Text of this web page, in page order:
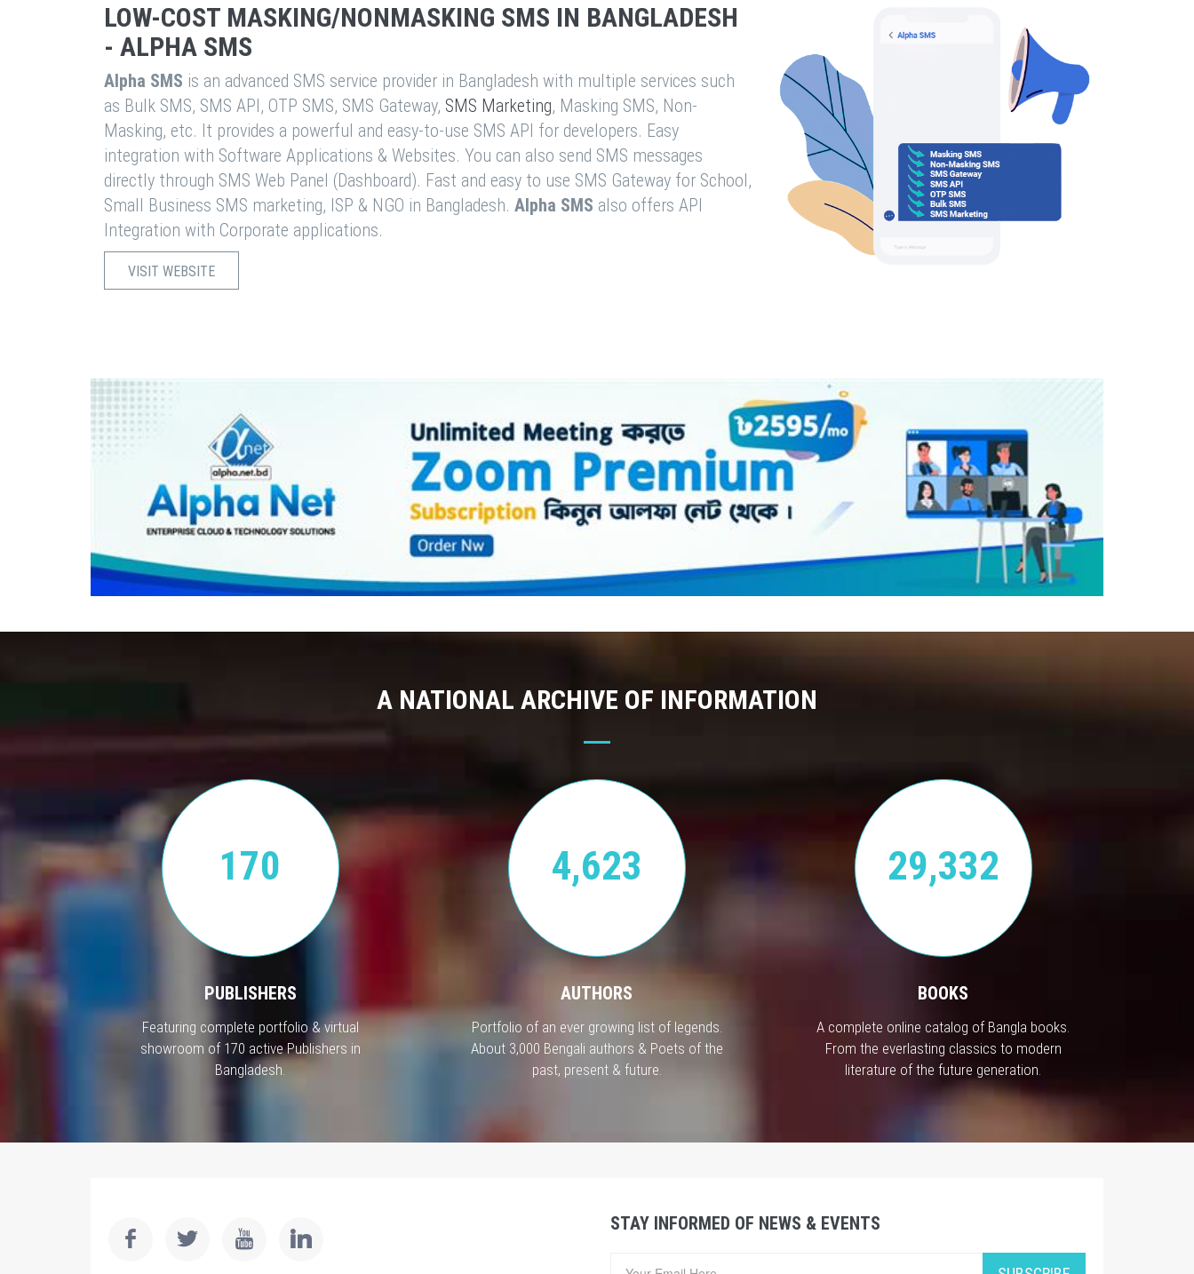
LOW-COST MASKING/NONMASKING SMS IN BANGLADESH
- ALPHA SMS
Alpha SMS is an advanced SMS service provider in Bangladesh with multiple services such
as Bulk SMS, SMS API, OTP SMS, SMS Gateway, SMS Marketing, Masking SMS, Non-
Masking, etc. It provides a powerful and easy-to-use SMS API for developers. Easy
integration with Software Applications & Websites. You can also send SMS messages
directly through SMS Web Panel (Dashboard). Fast and easy to use SMS Gateway for School,
Small Business SMS marketing, ISP & NGO in Bangladesh. Alpha SMS also offers API
Integration with Corporate applications.
VISIT WEBSITE
A NATIONAL ARCHIVE OF INFORMATION
170
PUBLISHERS
Featuring complete portfolio & virtual
showroom of 170 active Publishers in
Bangladesh.
4,623
AUTHORS
Portfolio of an ever growing list of legends.
About 3,000 Bengali authors & Poets of the
past, present & future.
29,332
BOOKS
A complete online catalog of Bangla books.
From the everlasting classics to modern
literature of the future generation.
STAY INFORMED OF NEWS & EVENTS